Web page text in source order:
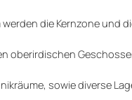
die Kernzone und
oberirdischen
sowie diverse